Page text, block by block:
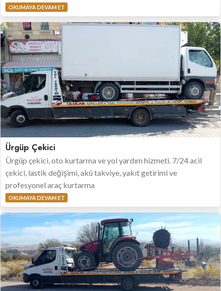
OKUMAYA DEVAM ET
Ürgüp Çekici
Ürgüp çekici, oto kurtarma ve yol yardım hizmeti. 7/24 acil
çekici, lastik değişimi, akü takviye, yakıt getirimi ve
profesyonel araç kurtarma
OKUMAYA DEVAM ET